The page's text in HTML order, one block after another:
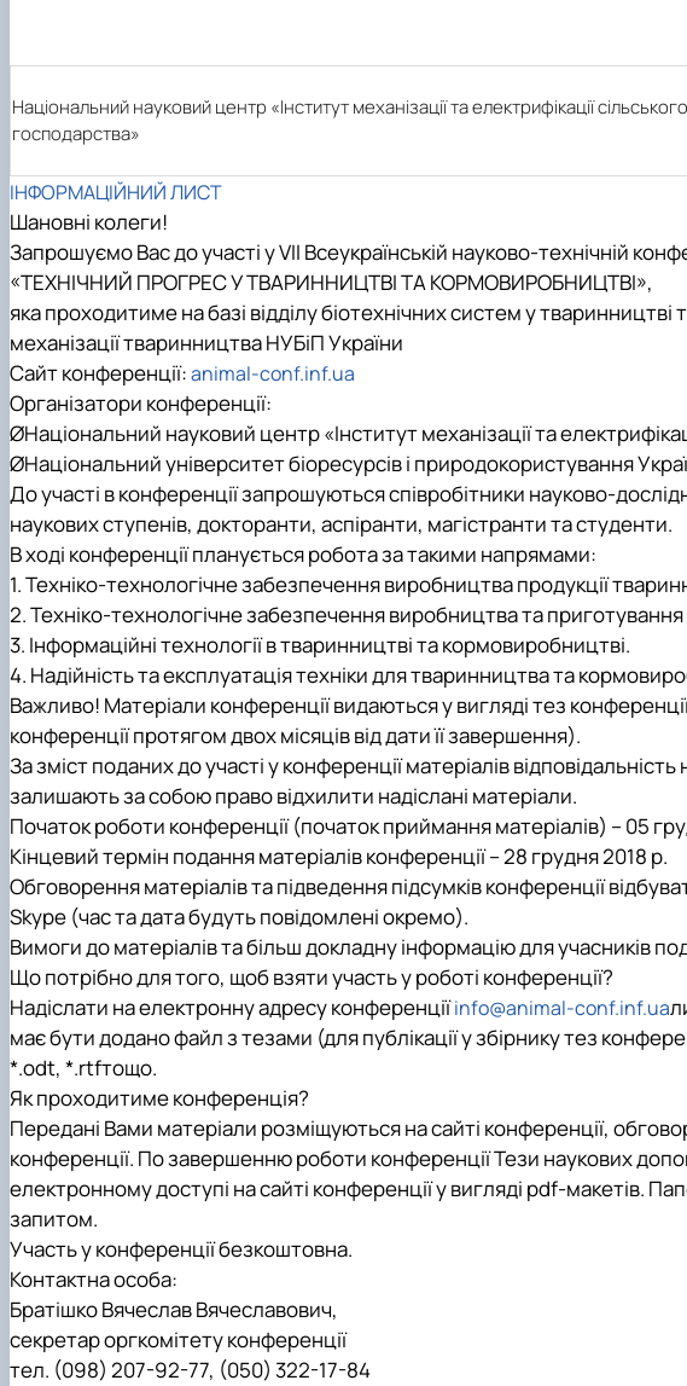
Національний науковий центр «Інститут механізації та електрифікації сільського
господарства»
ІНФОРМАЦІЙНИЙ ЛИСТ
Шановні колеги!
Запрошуємо Вас до участі у VII Всеукраїнській науково-технічній
«ТЕХНІЧНИЙ ПРОГРЕС У ТВАРИННИЦТВІ ТА КОРМОВИРОБНИЦТВІ»,
яка проходитиме на базі відділу біотехнічних систем у
механізації тваринництва НУБіП України
Сайт конференції:animal-conf.inf.ua
Організатори конференції:
ØНаціональний науковий центр «Інститут механізації та
ØНаціональний університет біоресурсів і природокористування
До участі в конференції запрошуються співробітники науково-
наукових ступенів, докторанти, аспіранти, магістранти та студенти.
В ході конференції планується робота за такими напрямами:
1.Техніко-технологічне забезпечення виробництва продукції
2.Техніко-технологічне забезпечення виробництва та приготування
3. Інформаційні технології в тваринництві та кормовиробництві.
4. Надійність та експлуатація техніки для тваринництва та
Важливо! Матеріали конференції видаються у вигляді тез
конференції протягом двох місяців від дати її завершення).
За зміст поданих до участі у конференції матеріалів
залишають за собою право відхилити надіслані матеріали.
Початок роботи конференції (початок приймання матеріалів) – 05
Кінцевий термін подання матеріалів конференції – 28 грудня 2018 р.
Обговорення матеріалів та підведення підсумків конференції
Skype (час та дата будуть повідомлені окремо).
Вимоги до матеріалів та більш докладну інформацію для учасників
Що потрібно для того, щоб взяти участь у роботі конференції?
Надіслати на електронну адресу конференціїinfo@animal-conf.inf.ua
має бути додано файл з тезами (для публікації у збірнику тез
*.odt, *.rtfтощо.
Як проходитиме конференція?
Передані Вами матеріали розміщуються на сайті конференції,
конференції. По завершенню роботи конференції Тези наукових
електронному доступі на сайті конференції у вигляді pdf-макетів.
запитом.
Участь у конференції безкоштовна.
Контактна особа:
Братішко Вячеслав Вячеславович,
секретар оргкомітету конференції
тел. (098) 207-92-77, (050) 322-17-84